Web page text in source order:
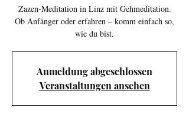
Zazen-Meditation in Linz mit Gehmeditation.
Ob Anfänger oder erfahren – komm einfach so,
wie du bist.
Anmeldung abgeschlossen
Veranstaltungen ansehen